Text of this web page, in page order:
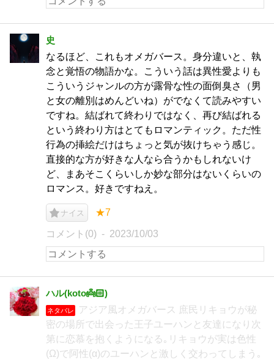
史
なるほど、これもオメガバース。身分違いと、執
念と覚悟の物語かな。こういう話は異性愛よりも
こういうジャンルの方が露骨な性の面倒臭さ（男
と女の離別はめんどいね）がでなくて読みやすい
ですね。結ばれて終わりではなく、再び結ばれる
という終わり方はとてもロマンティック。ただ性
行為の挿絵だけはちょっと気が抜けちゃう感じ。
直接的な方が好きな人なら合うかもしれないけ
ど、まあそこくらいしか妙な部分はないくらいの
ロマンス。好きですねえ。
ナイス ★7
コメント(0) 2023/10/03
ハル(koto👼🏻‎)
ネタバレ
アジア風オメガバース 庶民リキョウが秘
密の場所で出会った王子ユーハンと友達になり次
第に恋慕を抱くようになる｡リキョウが実は色性
(Ω)で阿性(α)のユーハンと激しく交わってしまう｡